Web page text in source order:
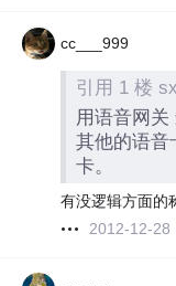
cc___999
引用 1 楼
用语音网
其他的语音
卡。
有没逻辑方面的
2012-12-28